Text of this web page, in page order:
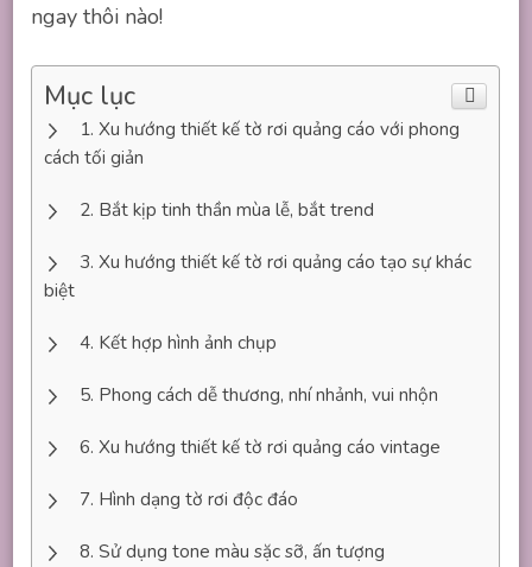
ngay thôi nào!
Mục lục
Xu hướng thiết kế tờ rơi quảng cáo với phong
cách tối giản
Bắt kịp tinh thần mùa lễ, bắt trend
Xu hướng thiết kế tờ rơi quảng cáo tạo sự khác
biệt
Kết hợp hình ảnh chụp
Phong cách dễ thương, nhí nhảnh, vui nhộn
Xu hướng thiết kế tờ rơi quảng cáo vintage
Hình dạng tờ rơi độc đáo
Sử dụng tone màu sặc sỡ, ấn tượng